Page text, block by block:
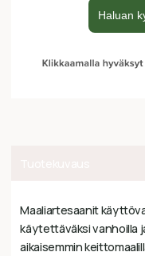
Maaliartesaanit
käytettäväksi vanhoilla
aikaisemmin